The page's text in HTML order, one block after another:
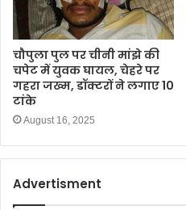
चौपुला पुल पर चीनी मांझे की
चपेट में युवक घायल, चेहरे पर
गहरा जख्म, डॉक्टरों ने लगाए 10
टांके
August 16, 2025
Advertisment